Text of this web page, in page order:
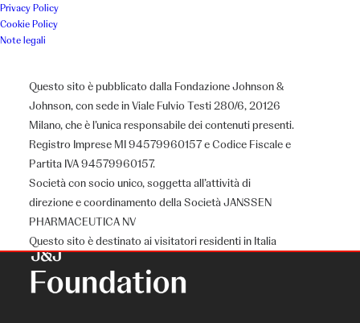
Privacy Policy
Cookie Policy
Note legali
Questo sito è pubblicato dalla Fondazione Johnson &
Johnson, con sede in Viale Fulvio Testi 280/6, 20126
Milano, che è l’unica responsabile dei contenuti presenti.
Registro Imprese MI 94579960157 e Codice Fiscale e
Partita IVA 94579960157.
Società con socio unico, soggetta all’attività di
direzione e coordinamento della Società JANSSEN
PHARMACEUTICA NV
Questo sito è destinato ai visitatori residenti in Italia